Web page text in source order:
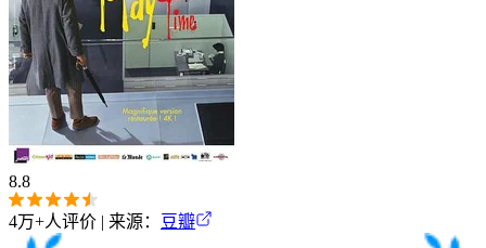
8.8
4万+人评价 | 来源： 豆瓣